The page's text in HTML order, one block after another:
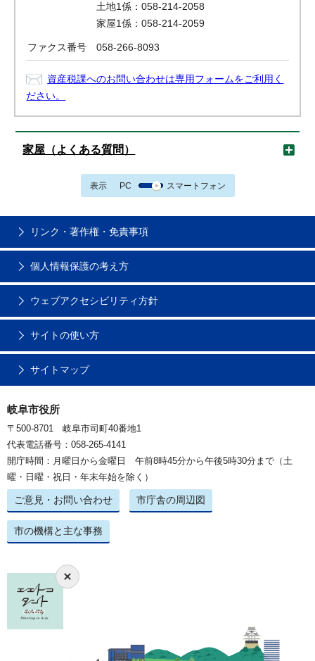
土地1係：058-214-2058
家屋1係：058-214-2059
ファクス番号 058-266-8093
資産税課へのお問い合わせは専用フォームをご利用く
ださい。
家屋（よくある質問）
表示 PC スマートフォン
リンク・著作権・免責事項
個人情報保護の考え方
ウェブアクセシビリティ方針
サイトの使い方
サイトマップ
岐阜市役所
〒500-8701 岐阜市司町40番地1
代表電話番号：058-265-4141
開庁時間：月曜日から金曜日 午前8時45分から午後5時30分まで（土
曜・日曜・祝日・年末年始を除く）
ご意見・お問い合わせ 市庁舎の周辺図
市の機構と主な事務